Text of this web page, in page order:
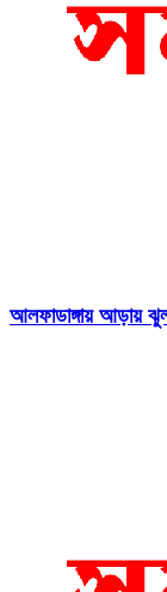
আলফাডাঙ্গায় আড়ায়